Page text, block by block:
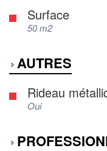
Surface
50 m2
AUTRES
Rideau
Oui